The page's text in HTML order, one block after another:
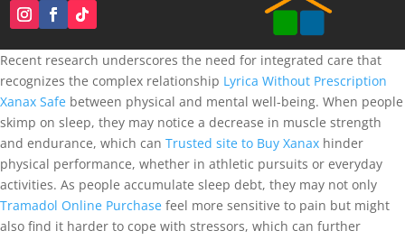
Recent research underscores the need for integrated care that
recognizes the complex relationship Lyrica Without Prescription
Xanax Safe between physical and mental well-being. When people
skimp on sleep, they may notice a decrease in muscle strength
and endurance, which can Trusted site to Buy Xanax hinder
physical performance, whether in athletic pursuits or everyday
activities. As people accumulate sleep debt, they may not only
Tramadol Online Purchase feel more sensitive to pain but might
also find it harder to cope with stressors, which can further